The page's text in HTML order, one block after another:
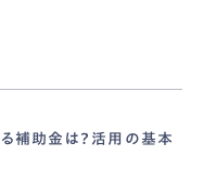
補助金は？活用の基本